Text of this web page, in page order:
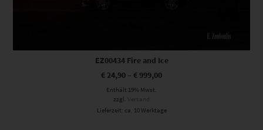
EZ00434 Fire and Ice
€ 24,90 – € 999,00
Enthält 19% Mwst.
zzgl. Versand
Lieferzeit: ca. 10 Werktage